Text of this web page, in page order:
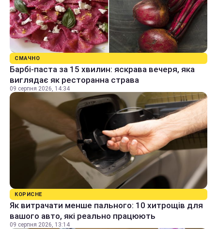
СМАЧНО
Барбі-паста за 15 хвилин: яскрава вечеря, яка
виглядає як ресторанна страва
09 серпня 2026, 14:34
КОРИСНЕ
Як витрачати менше пального: 10 хитрощів для
вашого авто, які реально працюють
09 серпня 2026, 13:14